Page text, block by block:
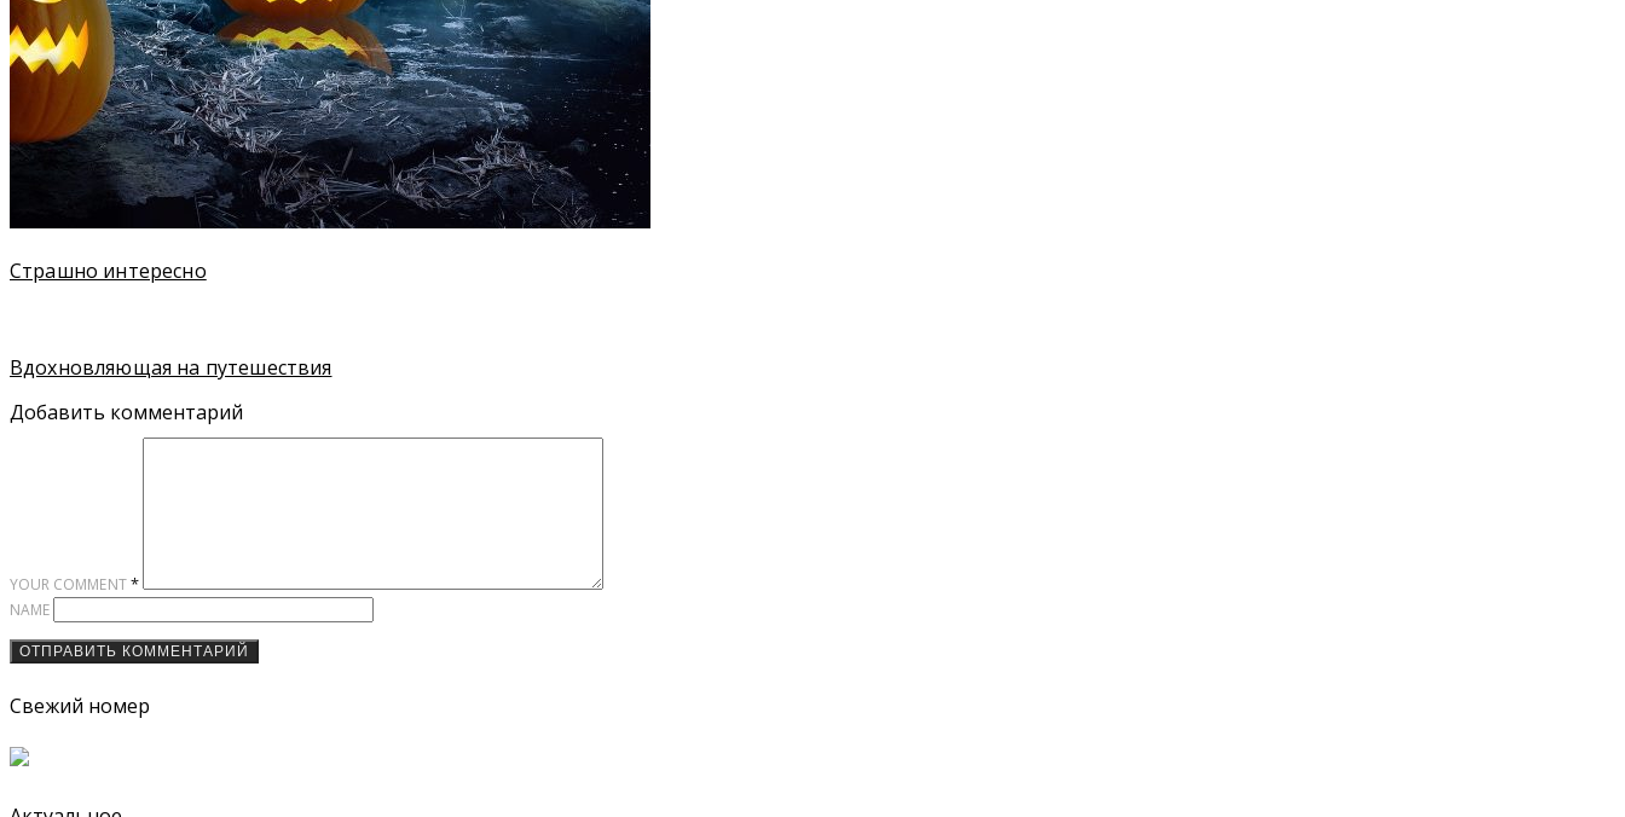
Страшно интересно
Вдохновляющая на путешествия
Добавить комментарий
YOUR COMMENT*
NAME
Свежий номер